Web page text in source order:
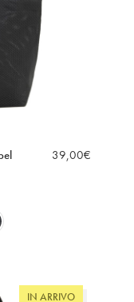
39,00€
IN ARRIVO